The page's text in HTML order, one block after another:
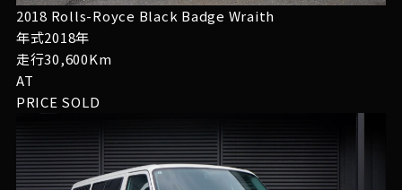
2018 Rolls-Royce Black Badge Wraith
年式2018年
走行30,600Km
AT
PRICE SOLD